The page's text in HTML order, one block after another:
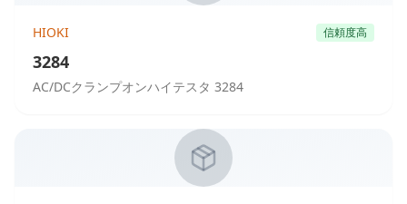
HIOKI 信頼度高
3284
AC/DCクランプオンハイテスタ 3284